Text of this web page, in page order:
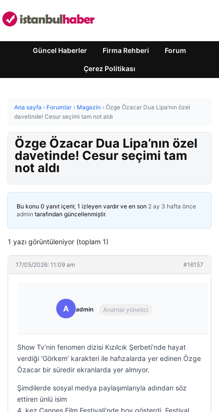
Güncel Haberler Firma Rehberi Forum
Çerez Politikası
Ana sayfa › Forumlar › Magazin › Özge Özacar Dua Lipa’nın özel
davetinde! Cesur seçimi tam not aldı
Özge Özacar Dua Lipa’nın özel
davetinde! Cesur seçimi tam
not aldı
Bu konu 0 yanıt içerir, 1 izleyen vardır ve en son 2 ay 3 hafta önce
admin tarafından güncellenmiştir.
1 yazı görüntüleniyor (toplam 1)
17/05/2026: 11:09 am #16157
A admin Anahtar yönetici
Show Tv’nin fenomen dizisi Kızılcık Şerbeti’nde hayat
verdiği ‘Görkem’ karakteri ile hafızalarda yer edinen Özge
Özacar bir süredir ekranlarda yer almıyor.
Şimdilerde sosyal medya paylaşımlarıyla adından söz
ettiren ünlü isim
4. kez Cannes Film Festivali’nde boy gösterdi. Festival